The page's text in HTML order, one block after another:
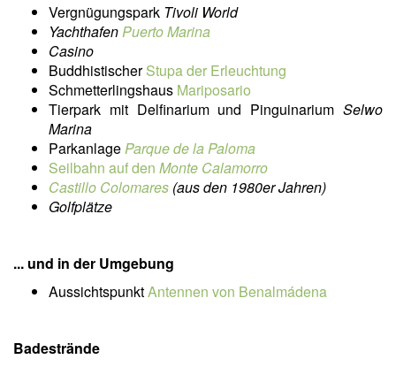
Vergnügungspark Tivoli World
Yachthafen Puerto Marina
Casino
BuddhistischerStupa der Erleuchtung
Schmetterlingshaus Mariposario
Tierpark mit Delfinarium und Pinguinarium Selwo
Marina
Parkanlage Parque de la Paloma
Seilbahn auf den Monte Calamorro
Castillo Colomares (aus den 1980er Jahren)
Golfplätze
... und in der Umgebung
AussichtspunktAntennen von Benalmádena
Badestrände